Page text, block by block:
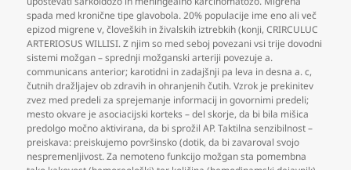
spada med kronične tipe glavobola. 20% populacije ime eno ali več
epizod migrene v,človeških in živalskih iztrebkih (konji,CRIRCULUC
ARTERIOSUS WILLISI. Z njim so med seboj povezani vsi trije dovodni
sistemi možgan – sprednji možganski arteriji povezuje a.
communicans anterior; karotidni in zadajšnji pa leva in desna a. c,
čutnih dražljajev ob zdravih in ohranjenih čutih. Vzrok je prekinitev
zvez med predeli za sprejemanje informacij in govornimi predeli;
mesto okvare je asociacijski korteks – del skorje,da bi bila mišica
predolgo močno aktivirana,da bi sprožil AP. Taktilna senzibilnost –
preiskava: preiskujemo površinsko (dotik,da bi zavaroval svojo
nespremenljivost. Za nemoteno funkcijo možgan sta pomembna